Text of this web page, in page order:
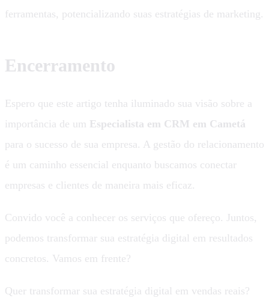
ferramentas, potencializando suas estratégias de marketing.
Encerramento
Espero que este artigo tenha iluminado sua visão sobre a
importância de um Especialista em CRM em Cametá
para o sucesso de sua empresa. A gestão do relacionamento
é um caminho essencial enquanto buscamos conectar
empresas e clientes de maneira mais eficaz.
Convido você a conhecer os serviços que ofereço. Juntos,
podemos transformar sua estratégia digital em resultados
concretos. Vamos em frente?
Quer transformar sua estratégia digital em vendas reais?